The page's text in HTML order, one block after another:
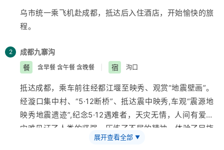
乌市统一乘飞机赴成都，抵达后入住酒店，开始愉快的旅
程。
2 成都九寨沟
餐
含早餐 含午餐 含晚餐 宿 沟口
抵达成都，乘车前往经都江堰至映秀、观赏“地震壁画”。
经漩口集中村、“5·12断桥”、抵达震中映秀,车观“震源地
映秀地震遗迹”,纪念5·12遇难者，天灾无情，人间有爱。
灾难见证了人类的坚强，历练了不屈的精神，体验了民族
的团结；参观后经汶川至茂县。午餐后，沿途观赏岷江河
展开查看全部 ▼